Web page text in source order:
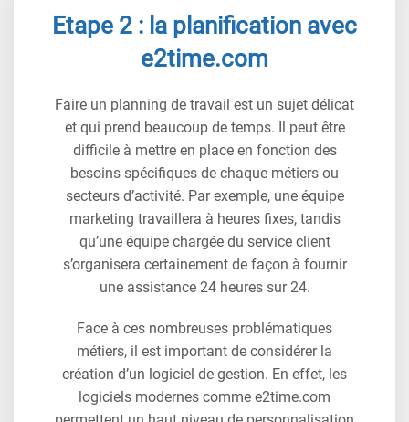
Etape 2 : la planification avec
e2time.com
Faire un planning de travail est un sujet délicat
et qui prend beaucoup de temps. Il peut être
difficile à mettre en place en fonction des
besoins spécifiques de chaque métiers ou
secteurs d’activité. Par exemple, une équipe
marketing travaillera à heures fixes, tandis
qu’une équipe chargée du service client
s’organisera certainement de façon à fournir
une assistance 24 heures sur 24.
Face à ces nombreuses problématiques
métiers, il est important de considérer la
création d’un logiciel de gestion. En effet, les
logiciels modernes comme e2time.com